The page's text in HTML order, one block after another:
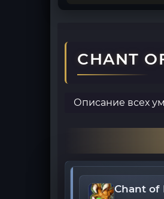
CHANT
Описание всех
Chant of